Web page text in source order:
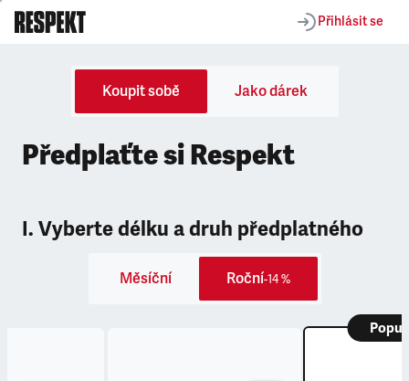
Přihlásit se
Koupit sobě Jako dárek
Předplaťte si Respekt
I. Vyberte délku a druh předplatného
Měsíční Roční-14 %